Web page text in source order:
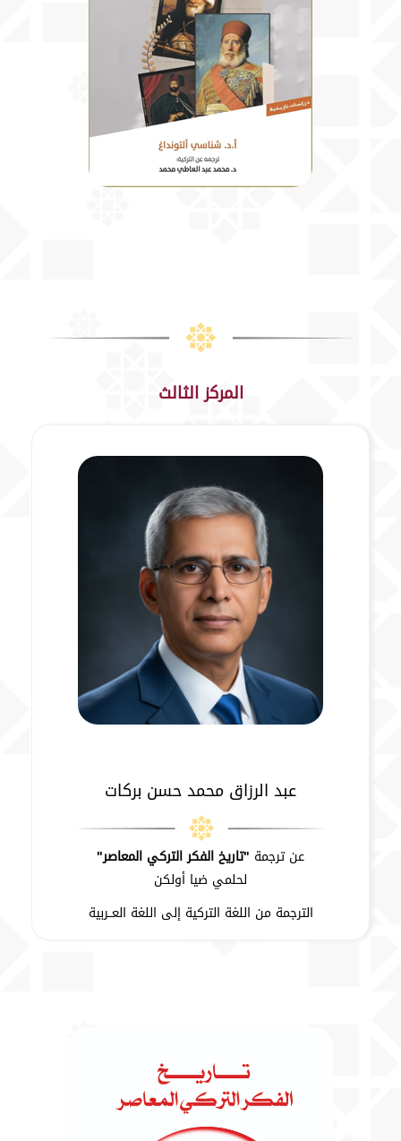
المركز الثالث
عبد الرزاق محمد حسن بركات
عن ترجمة "تاريخ الفكر التركي المعاصر"
لحلمي ضيا أولكن
الترجمة من اللغة التركية إلى اللغة العــربية